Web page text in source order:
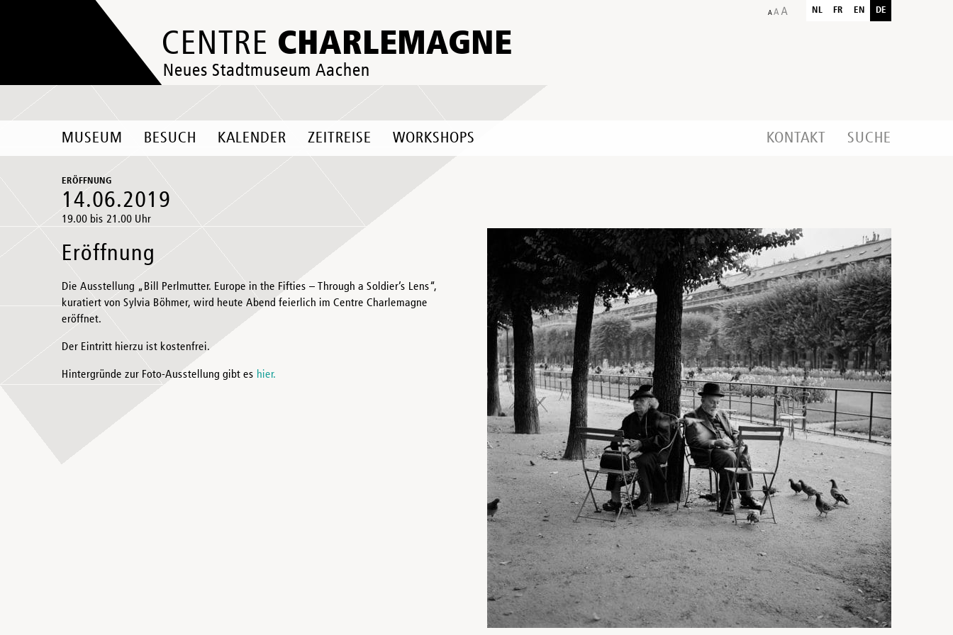
CENTRE CHARLEMAGNE
Neues Stadtmuseum Aachen
NL FR EN DE
MUSEUM BESUCH KALENDER ZEITREISE WORKSHOPS KONTAKT SUCHE
ERÖFFNUNG
14.06.2019
19.00 bis 21.00 Uhr
Eröffnung
Die Ausstellung „Bill Perlmutter. Europe in the Fifties – Through a Soldier’s Lens“,
kuratiert von Sylvia Böhmer, wird heute Abend feierlich im Centre Charlemagne
eröffnet.
Der Eintritt hierzu ist kostenfrei.
Hintergründe zur Foto-Ausstellung gibt es hier.